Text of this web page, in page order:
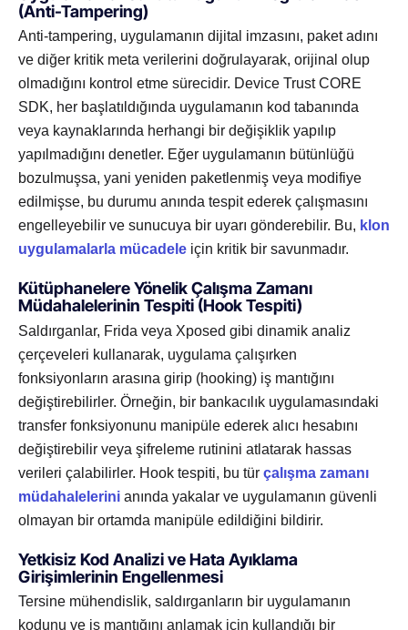
(Anti-Tampering)
Anti-tampering, uygulamanın dijital imzasını, paket adını
ve diğer kritik meta verilerini doğrulayarak, orijinal olup
olmadığını kontrol etme sürecidir. Device Trust CORE
SDK, her başlatıldığında uygulamanın kod tabanında
veya kaynaklarında herhangi bir değişiklik yapılıp
yapılmadığını denetler. Eğer uygulamanın bütünlüğü
bozulmuşsa, yani yeniden paketlenmiş veya modifiye
edilmişse, bu durumu anında tespit ederek çalışmasını
engelleyebilir ve sunucuya bir uyarı gönderebilir. Bu, klon
uygulamalarla mücadele için kritik bir savunmadır.
Kütüphanelere Yönelik Çalışma Zamanı
Müdahalelerinin Tespiti (Hook Tespiti)
Saldırganlar, Frida veya Xposed gibi dinamik analiz
çerçeveleri kullanarak, uygulama çalışırken
fonksiyonların arasına girip (hooking) iş mantığını
değiştirebilirler. Örneğin, bir bankacılık uygulamasındaki
transfer fonksiyonunu manipüle ederek alıcı hesabını
değiştirebilir veya şifreleme rutinini atlatarak hassas
verileri çalabilirler. Hook tespiti, bu tür çalışma zamanı
müdahalelerini anında yakalar ve uygulamanın güvenli
olmayan bir ortamda manipüle edildiğini bildirir.
Yetkisiz Kod Analizi ve Hata Ayıklama
Girişimlerinin Engellenmesi
Tersine mühendislik, saldırganların bir uygulamanın
kodunu ve iş mantığını anlamak için kullandığı bir